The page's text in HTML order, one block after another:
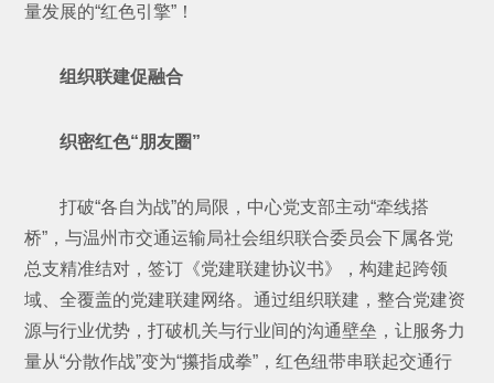
量发展的“红色引擎”！
组织联建促融合
织密红色“朋友圈”
打破“各自为战”的局限，中心党支部主动“牵线搭
桥”，与温州市交通运输局社会组织联合委员会下属各党
总支精准结对，签订《党建联建协议书》，构建起跨领
域、全覆盖的党建联建网络。通过组织联建，整合党建资
源与行业优势，打破机关与行业间的沟通壁垒，让服务力
量从“分散作战”变为“攥指成拳”，红色纽带串联起交通行